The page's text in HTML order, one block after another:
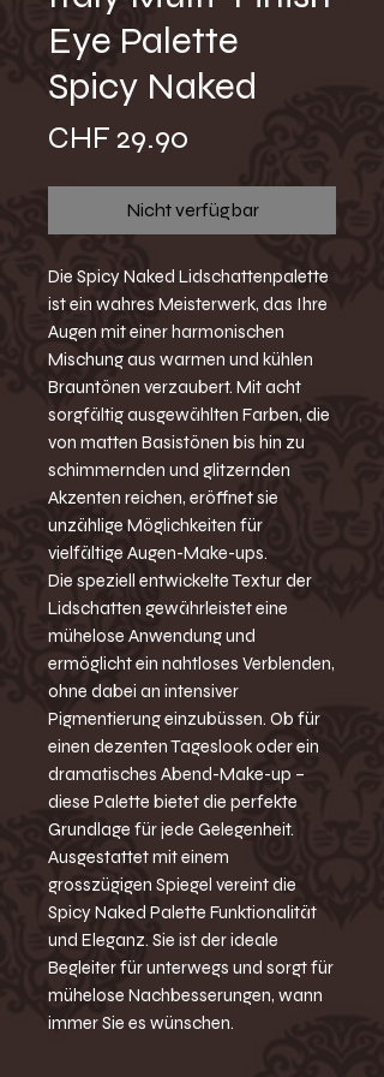
Eye Palette
Spicy Naked
CHF 29.90
Nicht verfügbar
Die Spicy Naked Lidschattenpalette
ist ein wahres Meisterwerk, das Ihre
Augen mit einer harmonischen
Mischung aus warmen und kühlen
Brauntönen verzaubert. Mit acht
sorgfältig ausgewählten Farben, die
von matten Basistönen bis hin zu
schimmernden und glitzernden
Akzenten reichen, eröffnet sie
unzählige Möglichkeiten für
vielfältige Augen-Make-ups.
Die speziell entwickelte Textur der
Lidschatten gewährleistet eine
mühelose Anwendung und
ermöglicht ein nahtloses Verblenden,
ohne dabei an intensiver
Pigmentierung einzubüssen. Ob für
einen dezenten Tageslook oder ein
dramatisches Abend-Make-up –
diese Palette bietet die perfekte
Grundlage für jede Gelegenheit.
Ausgestattet mit einem
grosszügigen Spiegel vereint die
Spicy Naked Palette Funktionalität
und Eleganz. Sie ist der ideale
Begleiter für unterwegs und sorgt für
mühelose Nachbesserungen, wann
immer Sie es wünschen.